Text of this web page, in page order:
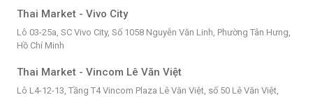
Thai Market - Vivo City
Lô 03-25a, SC Vivo City, Số 1058 Nguyễn Văn Linh, Phường Tân Hưng,
Hồ Chí Minh
Thai Market - Vincom Lê Văn Việt
Lô L4-12-13, Tầng T4 Vincom Plaza Lê Văn Việt, số 50 Lê Văn Việt,